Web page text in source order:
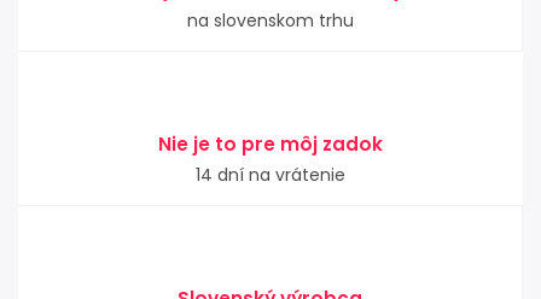
na slovenskom trhu
Nie je to pre môj zadok
14 dní na vrátenie